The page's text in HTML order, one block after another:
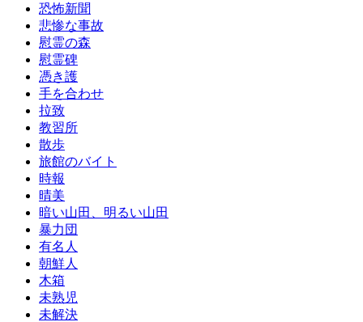
恐怖新聞
悲惨な事故
慰霊の森
慰霊碑
憑き護
手を合わせ
拉致
教習所
散歩
旅館のバイト
時報
晴美
暗い山田、明るい山田
暴力団
有名人
朝鮮人
木箱
未熟児
未解決